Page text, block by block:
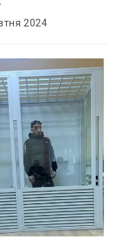
2024